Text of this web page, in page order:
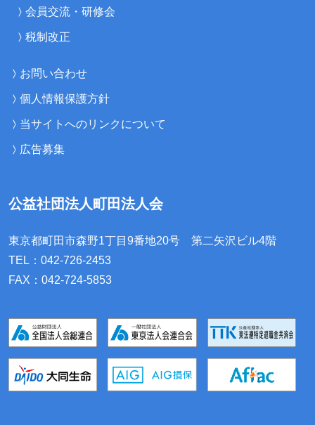
会員交流・研修会
税制改正
お問い合わせ
個人情報保護方針
当サイトへのリンクについて
広告募集
公益社団法人町田法人会
東京都町田市森野1丁目9番地20号 第二矢沢ビル4階
TEL：042-726-2453
FAX：042-724-5853